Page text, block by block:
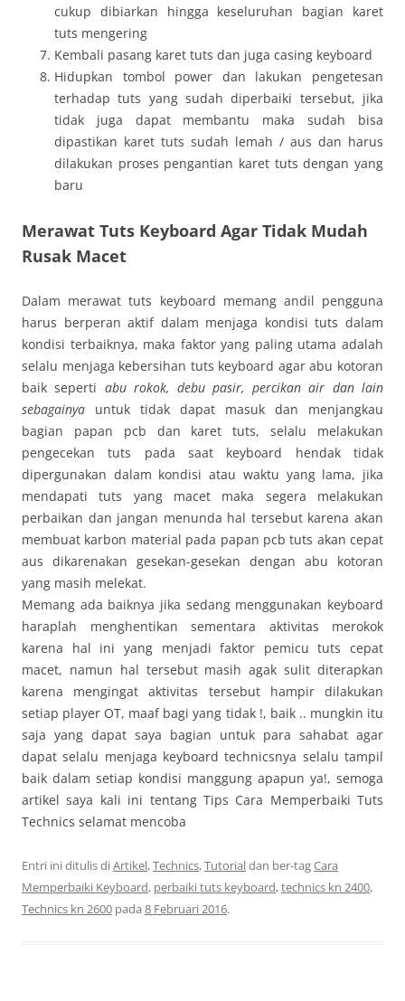
cukup dibiarkan hingga keseluruhan bagian karet
tuts mengering
Kembali pasang karet tuts dan juga casing keyboard
Hidupkan tombol power dan lakukan pengetesan
terhadap tuts yang sudah diperbaiki tersebut, jika
tidak juga dapat membantu maka sudah bisa
dipastikan karet tuts sudah lemah / aus dan harus
dilakukan proses pengantian karet tuts dengan yang
baru
Merawat Tuts Keyboard Agar Tidak Mudah
Rusak Macet
Dalam merawat tuts keyboard memang andil pengguna
harus berperan aktif dalam menjaga kondisi tuts dalam
kondisi terbaiknya, maka faktor yang paling utama adalah
selalu menjaga kebersihan tuts keyboard agar abu kotoran
baik seperti abu rokok, debu pasir, percikan air dan lain
sebagainya untuk tidak dapat masuk dan menjangkau
bagian papan pcb dan karet tuts, selalu melakukan
pengecekan tuts pada saat keyboard hendak tidak
dipergunakan dalam kondisi atau waktu yang lama, jika
mendapati tuts yang macet maka segera melakukan
perbaikan dan jangan menunda hal tersebut karena akan
membuat karbon material pada papan pcb tuts akan cepat
aus dikarenakan gesekan-gesekan dengan abu kotoran
yang masih melekat.
Memang ada baiknya jika sedang menggunakan keyboard
haraplah menghentikan sementara aktivitas merokok
karena hal ini yang menjadi faktor pemicu tuts cepat
macet, namun hal tersebut masih agak sulit diterapkan
karena mengingat aktivitas tersebut hampir dilakukan
setiap player OT, maaf bagi yang tidak !, baik .. mungkin itu
saja yang dapat saya bagian untuk para sahabat agar
dapat selalu menjaga keyboard technicsnya selalu tampil
baik dalam setiap kondisi manggung apapun ya!, semoga
artikel saya kali ini tentang Tips Cara Memperbaiki Tuts
Technics selamat mencoba
Entri ini ditulis diArtikel,Technics,Tutorialdan ber-tagCara
Memperbaiki Keyboard, perbaiki tuts keyboard,technics kn 2400,
Technics kn 2600 pada 8 Februari 2016.